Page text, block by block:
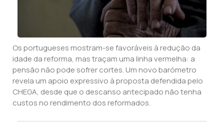
Os portugueses mostram-se favoráveis à redução da
idade da reforma, mas traçam uma linha vermelha: a
pensão não pode sofrer cortes. Um novo barómetro
revela um apoio expressivo à proposta defendida pelo
CHEGA, desde que o descanso antecipado não tenha
custos no rendimento dos reformados.